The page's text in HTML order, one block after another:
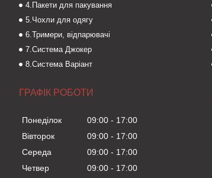
4.Пакети для пакування
5.Чохли для одягу
6.Тримери, відпарювачі
7.Система Джокер
8.Система Варіант
ГРАФІК РОБОТИ
Понеділок 09:00
17:00
Вівторок
09:00
17:00
Середа
09:00
17:00
Четвер
09:00
17:00